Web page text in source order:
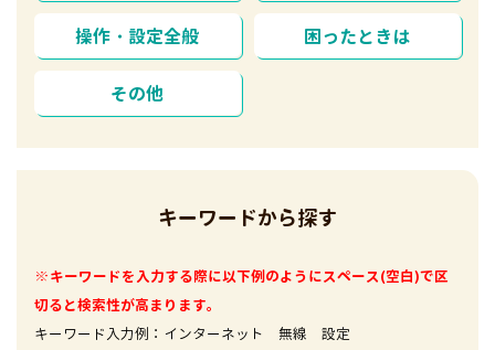
操作・設定全般 困ったときは
その他
キーワードから探す
※キーワードを入力する際に以下例のようにスペース(空白)で区
切ると検索性が高まります。
キーワード入力例：インターネット 無線 設定